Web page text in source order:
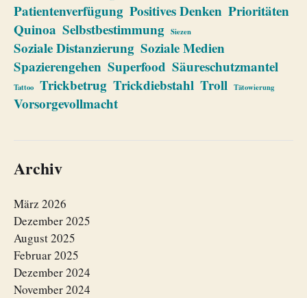
Patientenverfügung Positives Denken Prioritäten
Quinoa Selbstbestimmung Siezen
Soziale Distanzierung Soziale Medien
Spazierengehen Superfood Säureschutzmantel
Tattoo Trickbetrug Trickdiebstahl Troll Tätowierung
Vorsorgevollmacht
Archiv
März 2026
Dezember 2025
August 2025
Februar 2025
Dezember 2024
November 2024